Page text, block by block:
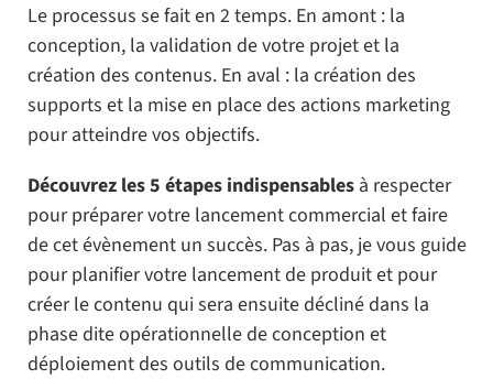
Le processus se fait en 2 temps. En amont : la
conception, la validation de votre projet et la
création des contenus. En aval : la création des
supports et la mise en place des actions marketing
pour atteindre vos objectifs.
Découvrez les 5 étapes indispensables à respecter
pour préparer votre lancement commercial et faire
de cet évènement un succès. Pas à pas, je vous guide
pour planifier votre lancement de produit et pour
créer le contenu qui sera ensuite décliné dans la
phase dite opérationnelle de conception et
déploiement des outils de communication.